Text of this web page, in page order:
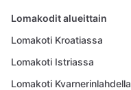
Lomakodit alueittain
Lomakoti Kroatiassa
Lomakoti Istriassa
Lomakoti Kvarnerinlahdella